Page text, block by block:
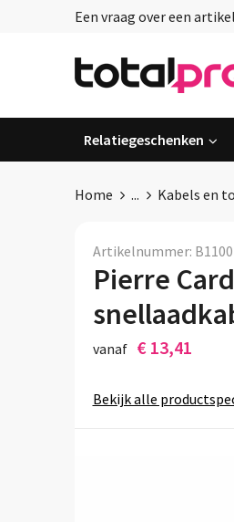
Een vraag over een
Relatiegeschenken
Home ... Kabels en
Artikelnummer:
Pierre
vanaf € 13,41
Bekijk alle